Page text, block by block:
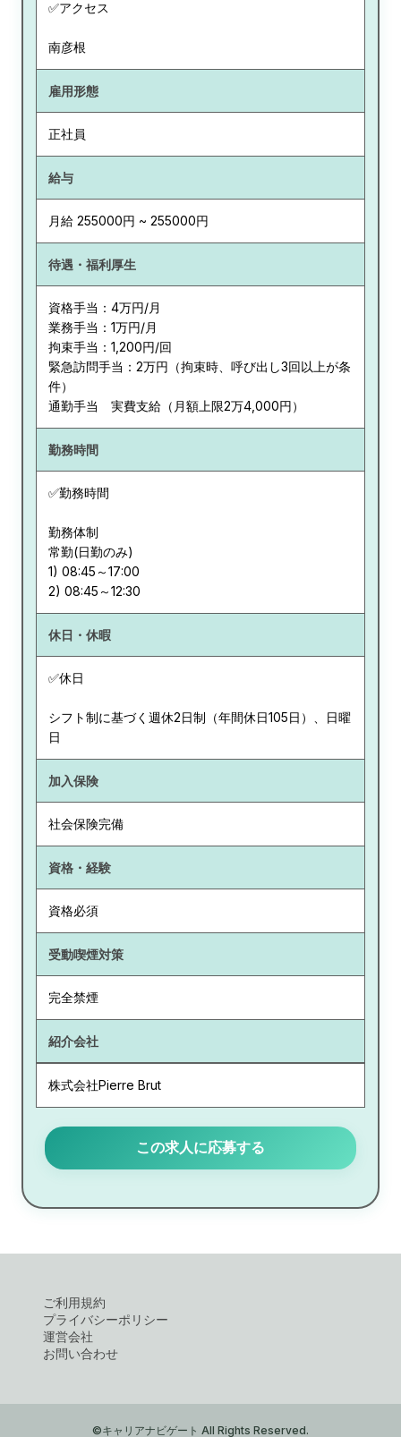
✅アクセス
南彦根
雇用形態
正社員
給与
月給 255000円 ~ 255000円
待遇・福利厚生
資格手当：4万円/月
業務手当：1万円/月
拘束手当：1,200円/回
緊急訪問手当：2万円（拘束時、呼び出し3回以上が条
件）
通勤手当 実費支給（月額上限2万4,000円）
勤務時間
✅勤務時間
勤務体制
常勤(日勤のみ)
1) 08:45～17:00
休日・休暇
✅休日
シフト制に基づく週休2日制（年間休日105日）、日曜
日
加入保険
社会保険完備
資格・経験
資格必須
受動喫煙対策
完全禁煙
紹介会社
株式会社Pierre Brut
この求人に応募する
ご利用規約
プライバシーポリシー
運営会社
お問い合わせ
©キャリアナビゲート All Rights Reserved.